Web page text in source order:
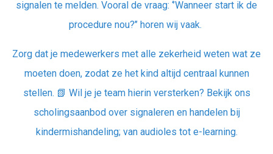
signalen te melden. Vooral de vraag: ‘’Wanneer start ik de
procedure nou?’’ horen wij vaak.
Zorg dat je medewerkers met alle zekerheid weten wat ze
moeten doen, zodat ze het kind altijd centraal kunnen
stellen. 📗 Wil je je team hierin versterken? Bekijk ons
scholingsaanbod over signaleren en handelen bij
kindermishandeling; van audioles tot e-learning.